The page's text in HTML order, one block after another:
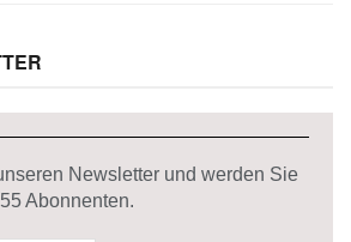
Newsletter und werden Sie
Abonnenten.